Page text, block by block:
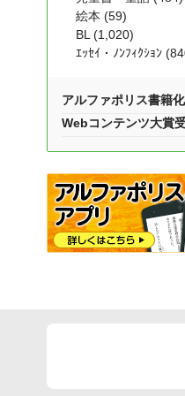
絵本 (59)
BL (1,020)
ｴｯｾｲ・ﾉﾝﾌｨｸｼｮﾝ
アルファポリス書籍
Webコンテンツ大賞